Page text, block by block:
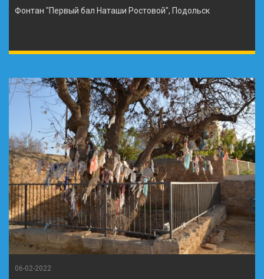
Фонтан "Первый бал Наташи Ростовой", Подольск
06-02-2022